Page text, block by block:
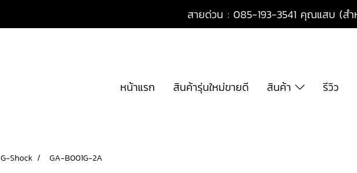
สายด่วน : 085-193-3541 คุณแสบ (ส
หน้าแรก สินค้ารุ่นใหม่ขายดี สินค้า รีวิว
G-Shock GA-B001G-2A